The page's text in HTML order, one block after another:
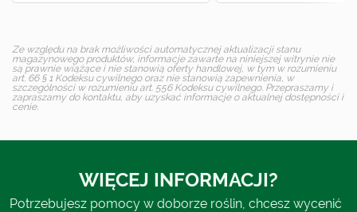
Ze względu na brak możliwości automatycznej aktualizacji stanu
magazynowego produktów, informacje zawarte na niniejszej witrynie nie
są prawnie wiążące i nie stanowią oferty handlowej, w tym w rozumieniu
art. 66 § 1 Kodeksu cywilnego oraz nie stanowią zapewnienia, w
szczególności w rozumieniu art. 556 Kodeksu cywilnego. Przepraszamy i
zapraszamy do kontaktu, aby uzyskać informacje o aktualnej dostępności i
cenie.
WIĘCEJ INFORMACJI?
Potrzebujesz pomocy w doborze roślin, chcesz wycenić